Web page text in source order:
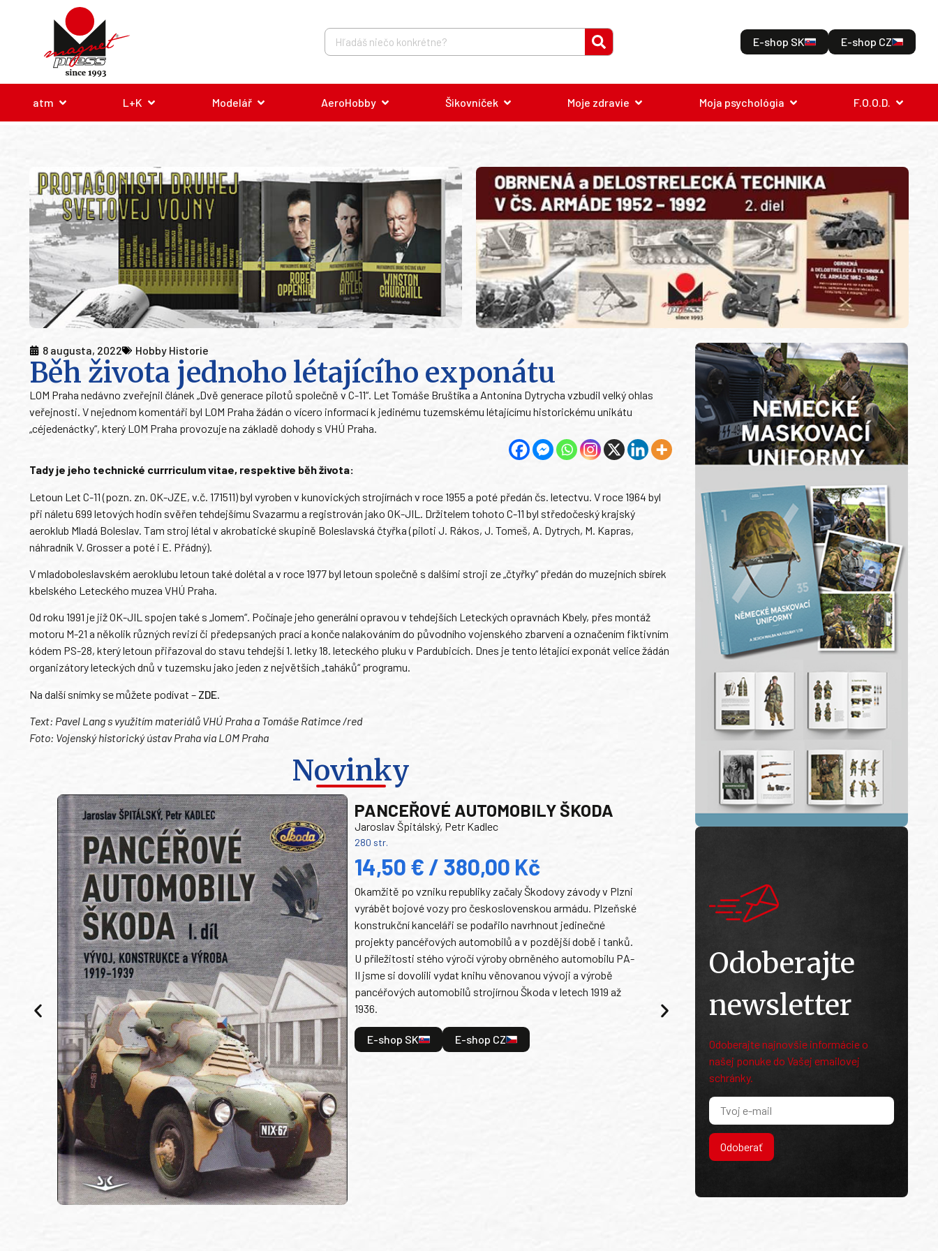
E-shop SK E-shop CZ
atm L+K Modelář AeroHobby Šikovníček Moje zdravie Moja psychológia F.O.O.D.
8 augusta, 2022 Hobby Historie
Běh života jednoho létajícího exponátu
LOM Praha nedávno zveřejnil článek „Dvě generace pilotů společně v C-11“. Let Tomáše Bruštíka a Antonína Dytrycha vzbudil velký ohlas
veřejnosti. V nejednom komentáři byl LOM Praha žádán o vícero informací k jedinému tuzemskému létajícímu historickému unikátu
„céjedenáctky“, který LOM Praha provozuje na základě dohody s VHÚ Praha.
Tady je jeho technické currriculum vitae, respektive běh života:
Letoun Let C-11 (pozn. zn. OK-JZE, v.č. 171511) byl vyroben v kunovických strojírnách v roce 1955 a poté předán čs. letectvu. V roce 1964 byl
při náletu 699 letových hodin svěřen tehdejšímu Svazarmu a registrován jako OK-JIL. Držitelem tohoto C-11 byl středočeský krajský
aeroklub Mladá Boleslav. Tam stroj létal v akrobatické skupině Boleslavská čtyřka (piloti J. Rákos, J. Tomeš, A. Dytrych, M. Kapras,
náhradník V. Grosser a poté i E. Přádný).
V mladoboleslavském aeroklubu letoun také dolétal a v roce 1977 byl letoun společně s dalšími stroji ze „čtyřky“ předán do muzejních sbírek
kbelského Leteckého muzea VHÚ Praha.
Od roku 1991 je již OK-JIL spojen také s „lomem“. Počínaje jeho generální opravou v tehdejších Leteckých opravnách Kbely, přes montáž
motoru M-21 a několik různých revizí či předepsaných prací a konče nalakováním do původního vojenského zbarvení a označením fiktivním
kódem PS-28, který letoun přiřazoval do stavu tehdejší 1. letky 18. leteckého pluku v Pardubicích. Dnes je tento létající exponát velice žádán
organizátory leteckých dnů v tuzemsku jako jeden z největších „taháků“ programu.
Na další snímky se můžete podívat – ZDE
Text: Pavel Lang s využitím materiálů VHÚ Praha a Tomáše Ratimce /red
Foto: Vojenský historický ústav Praha via LOM Praha
Novinky
PANCEŘOVÉ AUTOMOBILY ŠKODA
Jaroslav Špitálský, Petr Kadlec
280 str.
14,50 € / 380,00 Kč
Okamžitě po vzniku republiky začaly Škodovy závody v Plzni
vyrábět bojové vozy pro československou armádu. Plzeňské
konstrukční kanceláři se podařilo navrhnout jedinečné
projekty pancéřových automobilů a v pozdější době i tanků.
U příležitosti stého výročí výroby obrněného automobilu PA-
II jsme si dovolili vydat knihu věnovanou vývoji a výrobě
pancéřových automobilů strojírnou Škoda v letech 1919 až
1936.
E-shop SK E-shop CZ
Odoberajte
newsletter
Odoberajte najnovšie informácie o
našej ponuke do Vašej emailovej
schránky.
Odoberať